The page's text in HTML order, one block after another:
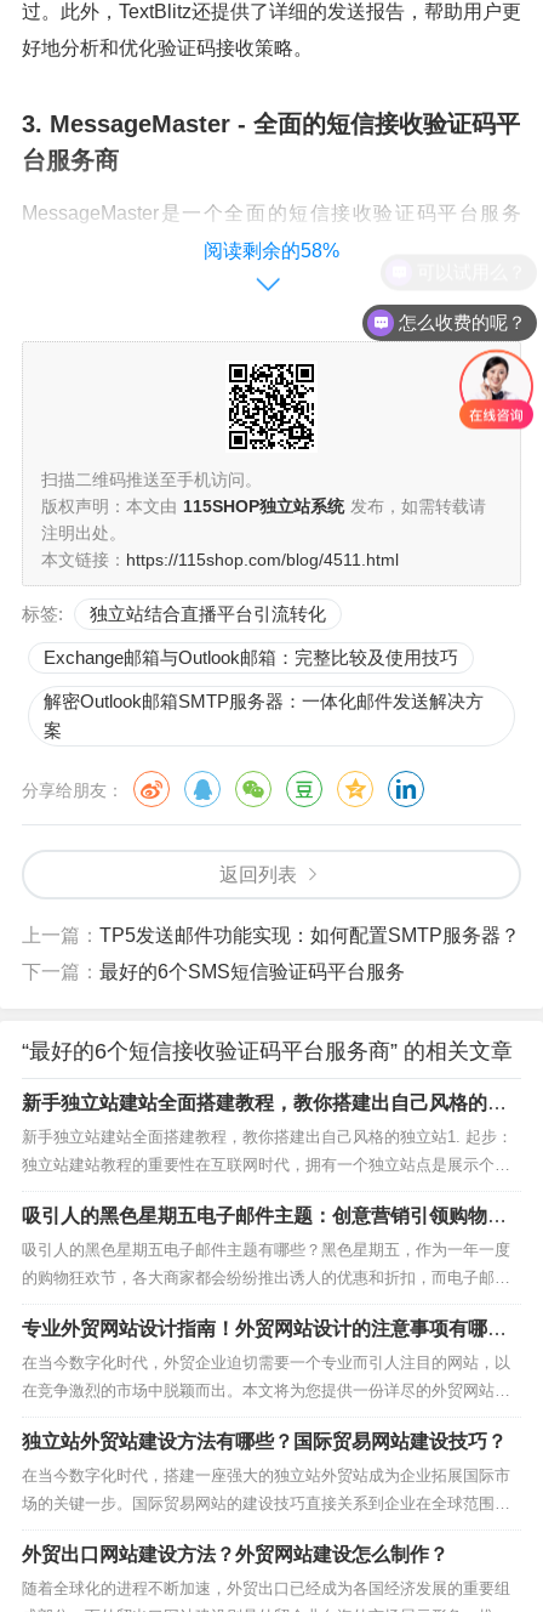
过。此外，TextBlitz还提供了详细的发送报告，帮助用户更
好地分析和优化验证码接收策略。
3. MessageMaster - 全面的短信接收验证码平
台服务商
MessageMaster是一个全面的短信接收验证码平台服务
商，它提供了从验证码过滤到自动回复的一系列功能。这
个平台特别适合需要复杂验证码管理策略的企业。Messag
eMaster的用户界面非常友好，支持多语言，使得全球用户
都能轻松使用。
4. QuickText - 快速的短信接收验证码平台服
务商
QuickText以其快速的验证码接收速度而著称。这个短信接
收验证码平台服务商非常适合需要即时响应验证码通知的
场景。QuickText的另一个亮点是其强大的联系人管理功
能，用户可以轻松地导入和管理大量的联系人列表。
5. SMSBoom - 灵活的短信接收验证码平台服
务商
SMSBoom是一个非常灵活的短信接收验证码平台服务
满足不同用户的需求。此外，SMSBoom还支持多种短信
多样。
商
BulkSMS是一个以其可靠性和稳定性而闻名的短信接收验
证码平台服务商。它提供了简单易用的API接口，支持批量
业，能够及时解决用户在使用过程中遇到的问题。
阅读剩余的58%
扫描二维码推送至手机访问。
版权声明：本文由 115SHOP独立站系统 发布，如需转载请
注明出处。
本文链接： https://115shop.com/blog/4511.html
标签: 独立站结合直播平台引流转化
Exchange邮箱与Outlook邮箱：完整比较及使用技巧
解密Outlook邮箱SMTP服务器：一体化邮件发送解决方
案
分享给朋友：
返回列表
上一篇： TP5发送邮件功能实现：如何配置SMTP服务器？
下一篇： 最好的6个SMS短信验证码平台服务
“最好的6个短信接收验证码平台服务商” 的相关文章
新手独立站建站全面搭建教程，教你搭建出自己风格的独
立站
新手独立站建站全面搭建教程，教你搭建出自己风格的独立站1. 起步：
独立站建站教程的重要性在互联网时代，拥有一个独立站点是展示个人
或品牌形象的重要途径。本教程将引导你一步步学习搭建独立站的过
程，让你的网站拥有独特个性。“蜂邮EDM外贸版”，专为外贸行业设
计，反垃圾箱系统，内置邮箱清洗服务，让您的外贸开...
吸引人的黑色星期五电子邮件主题：创意营销引领购物狂
欢！
吸引人的黑色星期五电子邮件主题有哪些？黑色星期五，作为一年一度
的购物狂欢节，各大商家都会纷纷推出诱人的优惠和折扣，而电子邮件
成为宣传和吸引顾客的重要渠道之一。在这篇文章中，我们将探讨一些
吸引人的黑色星期五电子邮件主题，帮助商家更好地吸引目标顾客，提
高销售业绩。“蜂邮EDM外贸版”，专为外贸行业设计，...
专业外贸网站设计指南！外贸网站设计的注意事项有哪
些？
在当今数字化时代，外贸企业迫切需要一个专业而引人注目的网站，以
在竞争激烈的市场中脱颖而出。本文将为您提供一份详尽的外贸网站设
计指南，帮助您在互联网世界中取得成功。让我们一起探讨外贸网站设
计的注意事项，确保您的在线展示能够吸引潜在客户并提升业务。1. 突
显公司特色与定位首先，要确保外贸网站在设计中突显...
独立站外贸站建设方法有哪些？国际贸易网站建设技巧？
在当今数字化时代，搭建一座强大的独立站外贸站成为企业拓展国际市
场的关键一步。国际贸易网站的建设技巧直接关系到企业在全球范围内
的品牌形象和业务发展。接下来，我们将深入探讨独立站外贸站建设的
方法以及国际贸易网站的关键技巧。1. 明确目标与定位在独立站外贸站
建设的初期，首要任务是明确目标与定位。了解产品或...
外贸出口网站建设方法？外贸网站建设怎么制作？
随着全球化的进程不断加速，外贸出口已经成为各国经济发展的重要组
怎么收费的呢？